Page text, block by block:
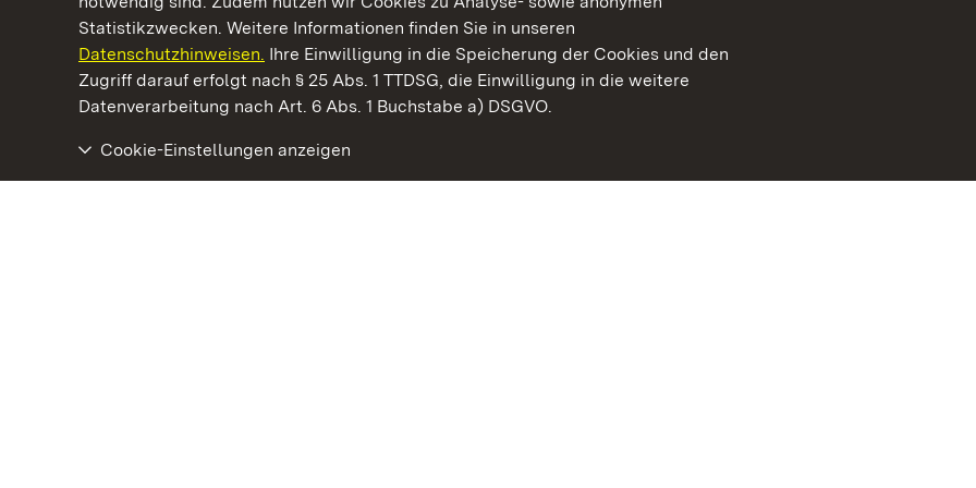
Statistikzwecken. Weitere Informationen finden Sie in unseren
Datenschutzhinweisen. Ihre Einwilligung in die Speicherung der Cookies und den
Zugriff darauf erfolgt nach § 25 Abs. 1 TTDSG, die Einwilligung in die weitere
Datenverarbeitung nach Art. 6 Abs. 1 Buchstabe a) DSGVO.
Cookie-Einstellungen anzeigen
Kommen. Staunen. Genießen.